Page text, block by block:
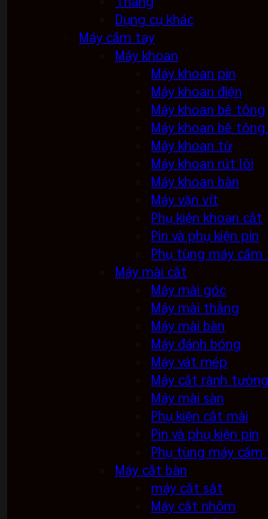
Dụng cụ khác
Máy cầm tay
Máy khoan
Máy khoan pin
Máy khoan điện
Máy khoan bê tông
Máy khoan bê
Máy khoan từ
Máy khoan rút lõi
Máy khoan bàn
Máy vặn vít
Phụ kiện khoan cắt
Pin và phụ kiện pin
Phụ tùng máy cầm
Máy mài cắt
Máy mài góc
Máy mài thẳng
Máy mài bàn
Máy đánh bóng
Máy vát mép
Máy cắt rãnh tường
Máy mài sàn
Phụ kiện cắt mài
Pin và phụ kiện pin
Phụ tùng máy cầm
Máy cắt bàn
máy cắt sắt
Máy cắt nhôm